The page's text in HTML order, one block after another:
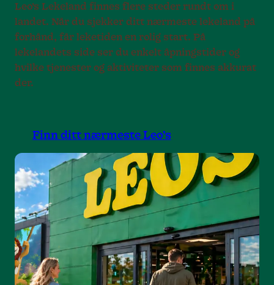
Leo’s Lekeland finnes flere steder rundt om i
landet. Når du sjekker ditt nærmeste lekeland på
forhånd, får leketiden en rolig start. På
lekelandets side ser du enkelt åpningstider og
hvilke tjenester og aktiviteter som finnes akkurat
der.
Finn ditt nærmeste Leo’s